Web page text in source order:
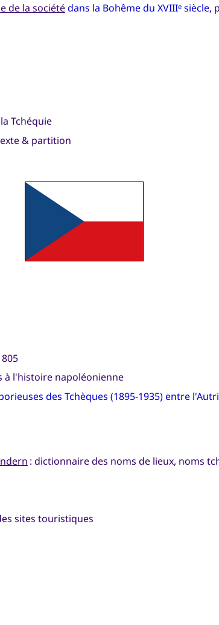
de la sociétédans la Bohême du XVIIIesiècle,
Tchéquie
& partition
à l'histoire napoléonienne
des Tchèques (1895-1935) entre
: dictionnaire des noms de lieux, noms
sites touristiques